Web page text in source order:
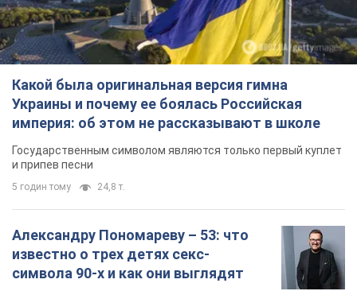
Какой была оригинальная версия гимна
Украины и почему ее боялась Российская
империя: об этом не рассказывают в школе
Государственным символом являются только первый куплет
и припев песни
5 годин тому 24,8 т.
Александру Пономареву – 53: что
известно о трех детях секс-
символа 90-х и как они выглядят